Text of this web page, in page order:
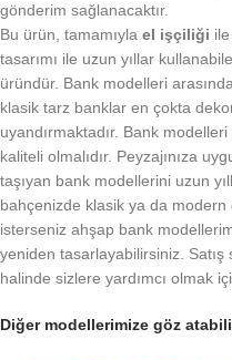
gönderim sağlanacaktır.
Bu ürün, tamamıyla el işçiliği
tasarımı ile uzun yıllar
üründür. Bank modelleri
klasik tarz banklar en çokta
uyandırmaktadır. Bank
kaliteli olmalıdır. Peyzajınıza
taşıyan bank modellerini uzun
bahçenizde klasik ya da modern
isterseniz ahşap bank
yeniden tasarlayabilirsiniz.
halinde sizlere yardımcı olmak
Diğer modellerimize göz